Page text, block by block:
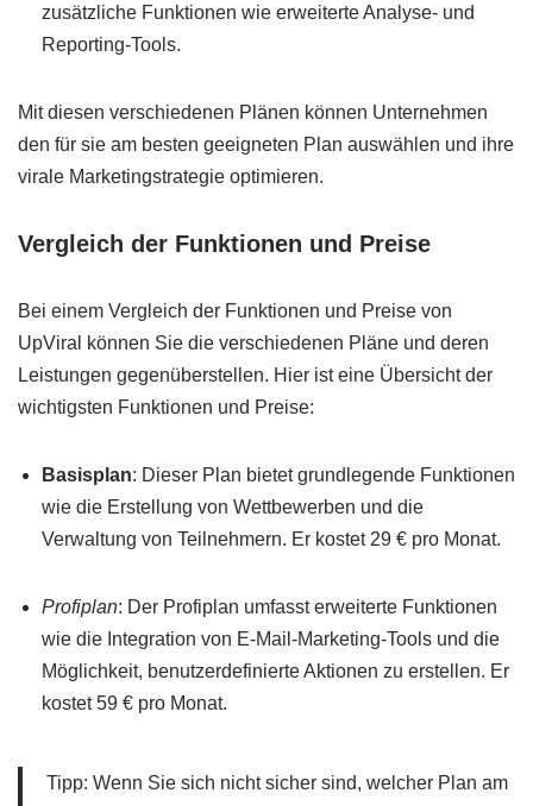
zusätzliche Funktionen wie erweiterte Analyse- und
Reporting-Tools.
Mit diesen verschiedenen Plänen können Unternehmen
den für sie am besten geeigneten Plan auswählen und ihre
virale Marketingstrategie optimieren.
Vergleich der Funktionen und Preise
Bei einem Vergleich der Funktionen und Preise von
UpViral können Sie die verschiedenen Pläne und deren
Leistungen gegenüberstellen. Hier ist eine Übersicht der
wichtigsten Funktionen und Preise:
Basisplan: Dieser Plan bietet grundlegende Funktionen
wie die Erstellung von Wettbewerben und die
Verwaltung von Teilnehmern. Er kostet 29 € pro Monat.
Profiplan: Der Profiplan umfasst erweiterte Funktionen
wie die Integration von E-Mail-Marketing-Tools und die
Möglichkeit, benutzerdefinierte Aktionen zu erstellen. Er
kostet 59 € pro Monat.
Tipp: Wenn Sie sich nicht sicher sind, welcher Plan am